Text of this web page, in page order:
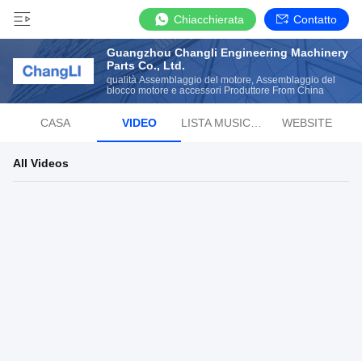
Chiacchierata Contatto
Guangzhou Changli Engineering Machinery
Parts Co., Ltd.
qualità Assemblaggio del motore, Assemblaggio del
blocco motore e accessori Produttore From China
CASA VIDEO WEBSITE
All Videos